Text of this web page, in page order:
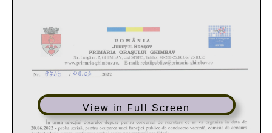
View in Full Screen